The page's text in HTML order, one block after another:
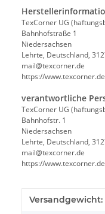
TexCorner UG
Bahnhofstraße 1
Niedersachsen
Lehrte, Deutschland,
mail@texcorner.de
https://www.texcorner.de
verantwortliche
TexCorner UG
Bahnhofstr. 1
Niedersachsen
Lehrte, Deutschland,
mail@texcorner.de
https://www.texcorner.de
Versandgewicht: